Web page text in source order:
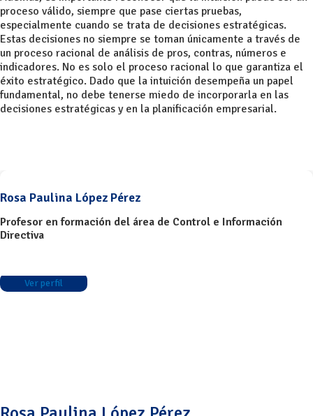
proceso válido, siempre que pase ciertas pruebas,
especialmente cuando se trata de decisiones estratégicas.
Estas decisiones no siempre se toman únicamente a través de
un proceso racional de análisis de pros, contras, números e
indicadores. No es solo el proceso racional lo que garantiza el
éxito estratégico. Dado que la intuición desempeña un papel
fundamental, no debe tenerse miedo de incorporarla en las
decisiones estratégicas y en la planificación empresarial.
Rosa Paulina López Pérez
Profesor en formación del área de Control e Información
Directiva
Ver perfil